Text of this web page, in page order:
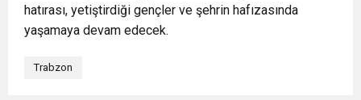
hatırası, yetiştirdiği gençler ve şehrin hafızasında
yaşamaya devam edecek.
Trabzon